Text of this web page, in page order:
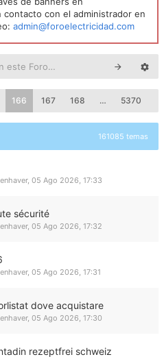
con el administrador en
admin@foroelectricidad.com
166 167 168 … 5370
161085 temas
, 05 Ago 2026, 17:33
sécurité
, 05 Ago 2026, 17:32
, 05 Ago 2026, 17:31
dove acquistare
, 05 Ago 2026, 17:30
rezeptfrei schweiz